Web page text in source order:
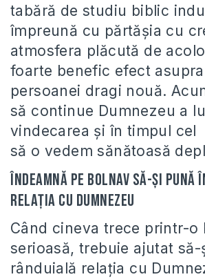
tabără de studiu biblic
împreună cu părtășia cu
atmosfera plăcută de
foarte benefic efect
persoanei dragi nouă.
să continue Dumnezeu a
vindecarea și în timpul cel
să o vedem sănătoasă
Îndeamnă pe bolnav să-și
relația cu Dumnezeu
Când cineva trece printr-o
serioasă, trebuie ajutat să-
rânduială relația cu